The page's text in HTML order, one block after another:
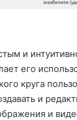
и
его
круга
и
и